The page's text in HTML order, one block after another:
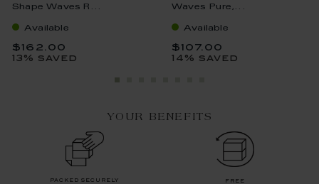
Shape Waves R...
Available
$162.00
13% saved
Waves Pure,...
Available
$107.00
14% saved
YOUR BENEFITS
packed securely
free